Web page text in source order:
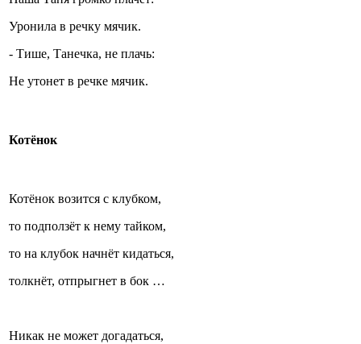
Уронила в речку мячик.
- Тише, Танечка, не плачь:
Не утонет в речке мячик.
Котёнок
Котёнок возится с клубком,
то подползёт к нему тайком,
то на клубок начнёт кидаться,
толкнёт, отпрыгнет в бок …
Никак не может догадаться,